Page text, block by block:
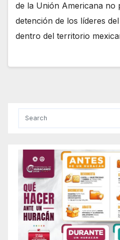
de la Unión Americana no
detención de los líderes
dentro del territorio